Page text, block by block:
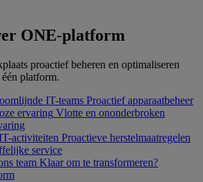
ONE-platform
proactief beheren en optimaliseren
platform.
IT-teams Proactief apparaatbeheer
ervaring Vlotte en ononderbroken
activiteiten Proactieve herstelmaatregelen
service
team Klaar om te transformeren?